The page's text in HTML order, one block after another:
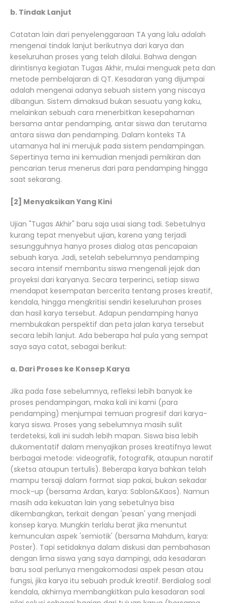
b. Tindak Lanjut
Catatan lain dari penyelenggaraan TA yang lalu adalah
mengenai tindak lanjut berikutnya dari karya dan
keseluruhan proses yang telah dilalui. Bahwa dengan
dirintisnya kegiatan Tugas Akhir, mulai menguak peta dan
metode pembelajaran di QT. Kesadaran yang dijumpai
adalah mengenai adanya sebuah sistem yang niscaya
dibangun. Sistem dimaksud bukan sesuatu yang kaku,
melainkan sebuah cara menerbitkan kesepahaman
bersama antar pendamping, antar siswa dan terutama
antara siswa dan pendamping. Dalam konteks TA
utamanya hal ini merujuk pada sistem pendampingan.
Sepertinya tema ini kemudian menjadi pemikiran dan
pencarian terus menerus dari para pendamping hingga
saat sekarang.
[2] Menyaksikan Yang Kini
Ujian "Tugas Akhir" baru saja usai siang tadi. Sebetulnya
kurang tepat menyebut ujian, karena yang terjadi
sesungguhnya hanya proses dialog atas pencapaian
sebuah karya. Jadi, setelah sebelumnya pendamping
secara intensif membantu siswa mengenali jejak dan
proyeksi dari karyanya. Secara terperinci, setiap siswa
mendapat kesempatan bercerita tentang proses kreatif,
kendala, hingga mengkritisi sendiri keseluruhan proses
dan hasil karya tersebut. Adapun pendamping hanya
membukakan perspektif dan peta jalan karya tersebut
secara lebih lanjut. Ada beberapa hal pula yang sempat
saya saya catat, sebagai berikut:
a. Dari Proses ke Konsep Karya
Jika pada fase sebelumnya, refleksi lebih banyak ke
proses pendampingan, maka kali ini kami (para
pendamping) menjumpai temuan progresif dari karya-
karya siswa. Proses yang sebelumnya masih sulit
terdeteksi, kali ini sudah lebih mapan. Siswa bisa lebih
dukomentatif dalam menyajikan proses kreatifnya lewat
berbagai metode: videografik, fotografik, ataupun naratif
(sketsa ataupun tertulis). Beberapa karya bahkan telah
mampu tersaji dalam format siap pakai, bukan sekadar
mock-up (bersama Ardan, karya: Sablon&Kaos). Namun
masih ada kekuatan lain yang sebetulnya bisa
dikembangkan, terkait dengan 'pesan' yang menjadi
konsep karya. Mungkin terlalu berat jika menuntut
kemunculan aspek 'semiotik' (bersama Mahdum, karya:
Poster). Tapi setidaknya dalam diskusi dan pembahasan
dengan lima siswa yang saya dampingi, ada kesadaran
baru soal perlunya mengakomodasi aspek pesan atau
fungsi, jika karya itu sebuah produk kreatif. Berdialog soal
kendala, akhirnya membangkitkan pula kesadaran soal